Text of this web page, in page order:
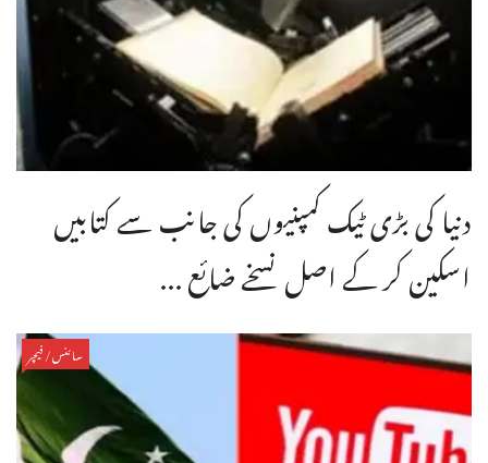
دنیا کی بڑی ٹیک کمپنیوں کی جانب سے کتابیں
اسکین کر کے اصل نسخے ضائع ...
سائنس/فیچر